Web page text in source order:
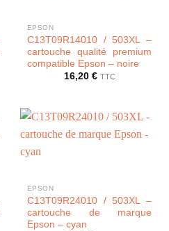
EPSON
C13T09R14010 / 503XL –
cartouche qualité premium
compatible Epson – noire
16,20 € TTC
EPSON
C13T09R24010 / 503XL –
cartouche de marque
Epson – cyan